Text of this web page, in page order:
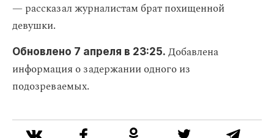
— рассказал журналистам брат похищенной
девушки.
Обновлено 7 апреля в 23:25. Добавлена
информация о задержании одного из
подозреваемых.